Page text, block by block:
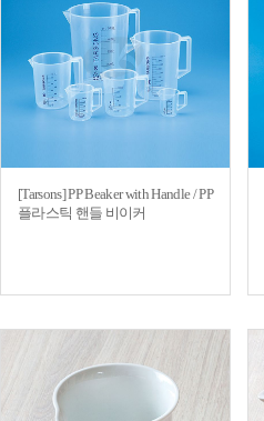
[Tarsons] PP Beaker with Handle / PP
플라스틱 핸들 비이커